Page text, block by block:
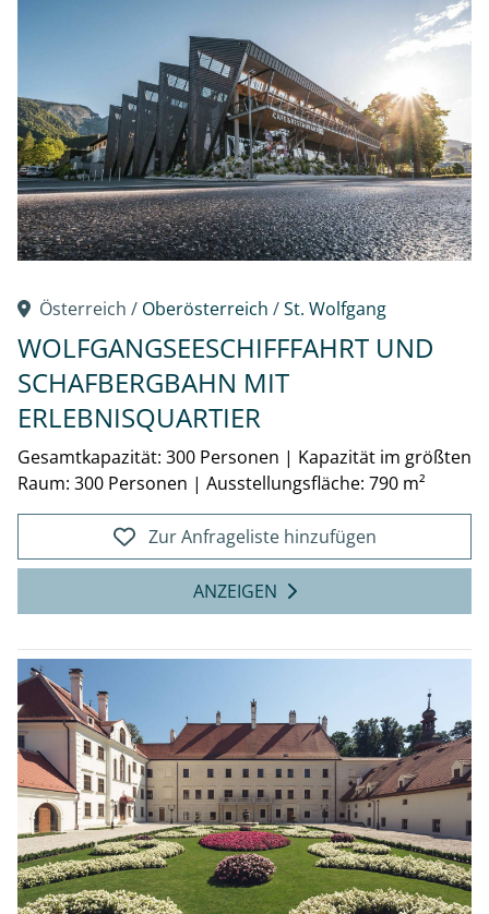
Österreich / Oberösterreich /St. Wolfgang
WOLFGANGSEESCHIFFFAHRT UND
SCHAFBERGBAHN MIT
ERLEBNISQUARTIER
Gesamtkapazität: 300 Personen | Kapazität im größten
Raum: 300 Personen | Ausstellungsfläche: 790 m²
Zur Anfrageliste hinzufügen
ANZEIGEN